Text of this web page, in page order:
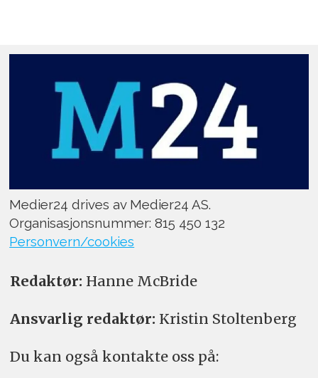
Medier24 drives av Medier24 AS.
Organisasjonsnummer: 815 450 132
Personvern/cookies
Redaktør: Hanne McBride
Ansvarlig redaktør: Kristin Stoltenberg
Du kan også kontakte oss på: